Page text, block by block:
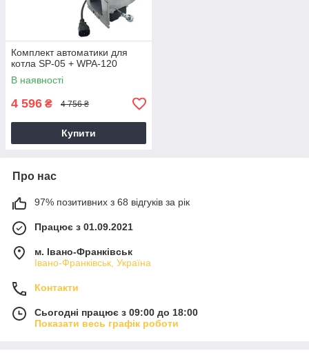
Комплект автоматики для
котла SP-05 + WPA-120
В наявності
4 596 ₴ 4 756 ₴
Купити
Про нас
97% позитивних з 68 відгуків за рік
Працює з 01.09.2021
м. Івано-Франківськ
Івано-Франківськ, Україна
Контакти
Сьогодні працює з 09:00 до 18:00
Показати весь графік роботи